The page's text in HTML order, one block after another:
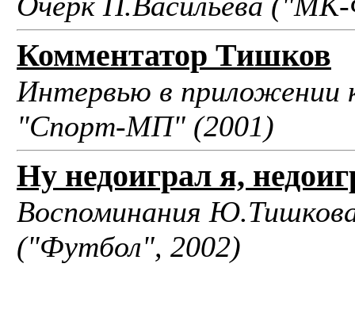
Комментатор Тишков
Интервью в приложении
"Спорт-МП" (2001)
Ну недоиграл я,
Воспоминания
("Футбол", 2002)